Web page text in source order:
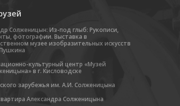
Солженицын: Из-под глыб: Рукописи,
фотографии. Выставка в
музее изобразительных искусств
культурный центр «Музей
в г. Кисловодске
зарубежья им. А.И. Солженицына
Александра Солженицына